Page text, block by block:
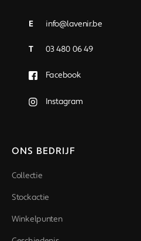
E info@lavenir.be
T 03 480 06 49
Facebook
Instagram
ONS BEDRIJF
Collectie
Stockactie
Winkelpunten